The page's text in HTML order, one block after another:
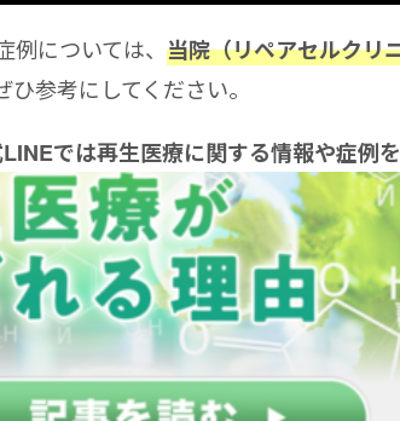
については、 当院（リペアセルクリ
参考にしてください。
では再生医療に関する情報や症例